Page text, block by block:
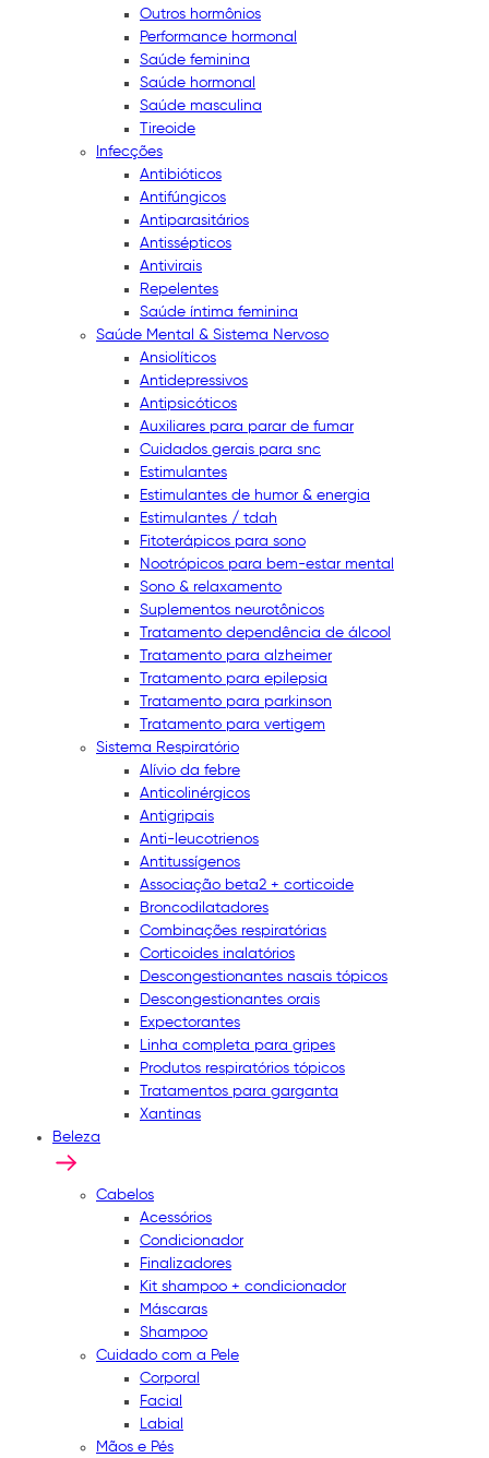
Outros hormônios
Performance hormonal
Saúde feminina
Saúde hormonal
Saúde masculina
Tireoide
Infecções
Antibióticos
Antifúngicos
Antiparasitários
Antissépticos
Antivirais
Repelentes
Saúde íntima feminina
Saúde Mental & Sistema Nervoso
Ansiolíticos
Antidepressivos
Antipsicóticos
Auxiliares para parar de fumar
Cuidados gerais para snc
Estimulantes
Estimulantes de humor & energia
Estimulantes / tdah
Fitoterápicos para sono
Nootrópicos para bem-estar mental
Sono & relaxamento
Suplementos neurotônicos
Tratamento dependência de álcool
Tratamento para alzheimer
Tratamento para epilepsia
Tratamento para parkinson
Tratamento para vertigem
Sistema Respiratório
Alívio da febre
Anticolinérgicos
Antigripais
Anti-leucotrienos
Antitussígenos
Associação beta2 + corticoide
Broncodilatadores
Combinações respiratórias
Corticoides inalatórios
Descongestionantes nasais tópicos
Descongestionantes orais
Expectorantes
Linha completa para gripes
Produtos respiratórios tópicos
Tratamentos para garganta
Xantinas
Beleza
Cabelos
Acessórios
Condicionador
Finalizadores
Kit shampoo + condicionador
Máscaras
Shampoo
Cuidado com a Pele
Corporal
Facial
Labial
Mãos e Pés